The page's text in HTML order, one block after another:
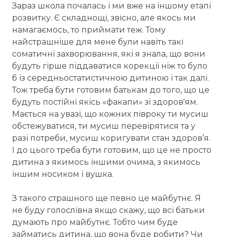
Зараз школа почалась і ми вже на іншому етапі
розвитку. Є складнощі, звісно, але якось ми
намагаємось, то приймати теж. Тому
найстрашніше для мене були навіть такі
соматичні захворювання, які я знала, що вони
будуть гірше піддаватися корекції ніж то було
б із середньостатистичною дитиною і так далі.
Тож треба бути готовим батькам до того, що це
будуть постійні якісь «факапи» зі здоров'ям.
Мається на увазі, що кожних півроку ти мусиш
обстежуватися, ти мусиш перевірятися та у
разі потреби, мусиш коригувати стан здоров’я.
І до цього треба бути готовим, що це не просто
дитина з якимось іншими очима, з якимось
іншим носиком і вушка.
З такого страшного ще певно це майбутнє. Я
не буду голослівна якщо скажу, що всі батьки
думають про майбутнє. Тобто чим буде
займатись дитина, що вона буде робити? Чи